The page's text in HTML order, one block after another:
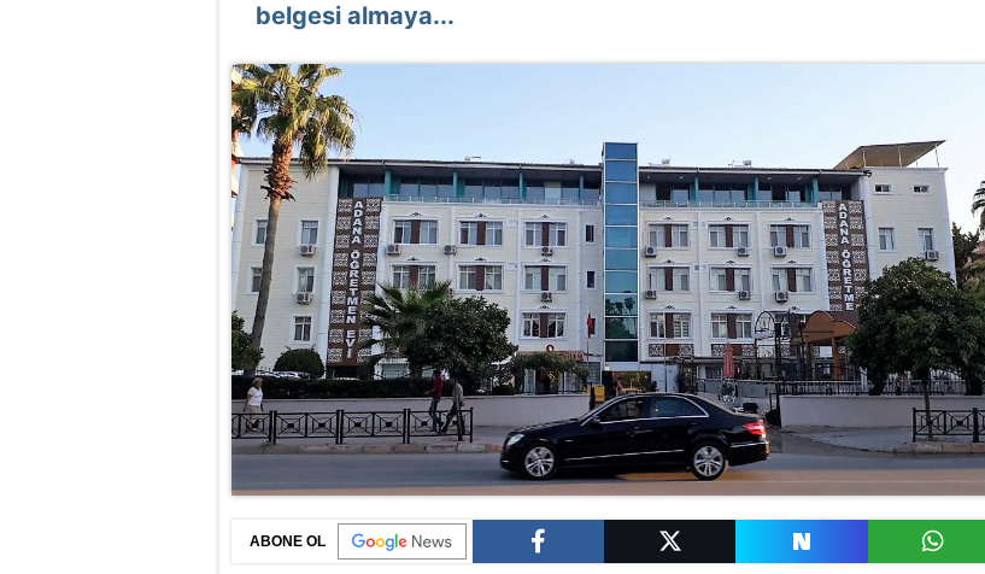
belgesi almaya...
ABONE OL